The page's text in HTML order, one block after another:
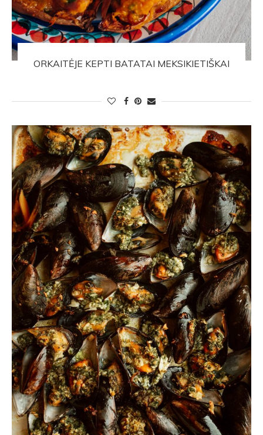
ORKAITĖJE KEPTI BATATAI MEKSIKIETIŠKAI